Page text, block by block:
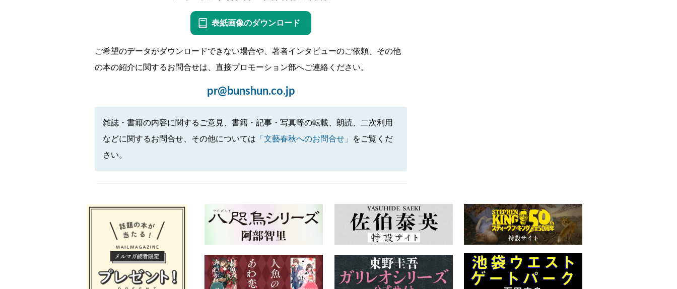
表紙画像のダウンロード
ご希望のデータがダウンロードできない場合や、著者インタビューのご依頼、その他
の本の紹介に関するお問合せは、直接プロモーション部へご連絡ください。
pr@bunshun.co.jp
雑誌・書籍の内容に関するご意見、書籍・記事・写真等の転載、朗読、二次利用
などに関するお問合せ、その他については 「文藝春秋へのお問合せ」
をご覧くだ
さい。